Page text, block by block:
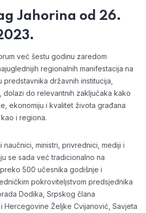
Jahorina od 26.
već šestu godinu zaredom
regionalnih manifestacija na
državnih institucija,
dolazi do relevantnih zaključaka kako
ekonomiju i kvalitet života građana
i regiona.
ministri, privrednici, mediji i
se sada već tradicionalno na
500 učesnika godišnje i
pokroviteljstvom predsjednika
Dodika, Srpskog člana
Hercegovine Željke Cvijanović, Savjeta